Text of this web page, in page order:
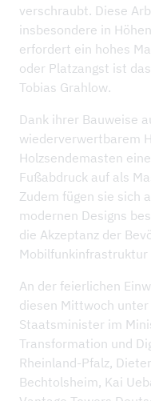
verschraubt. Diese
insbesondere in
erfordert ein hohes
oder Platzangst ist
Tobias Grahlow.
Dank ihrer Bauweise
wiederverwertbarem
Holzsendemasten
Fußabdruck auf als
Zudem fügen sie sich
modernen Designs
die Akzeptanz der
An der feierlichen
diesen Mittwoch
Staatsminister im
Transformation und
Rheinland-Pfalz,
Bechtolsheim, Kai